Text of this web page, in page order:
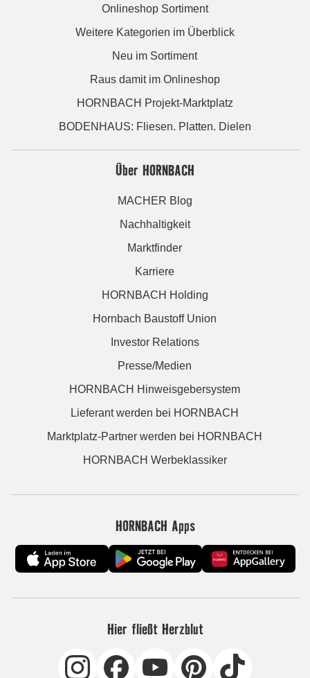
Onlineshop Sortiment
Weitere Kategorien im Überblick
Neu im Sortiment
Raus damit im Onlineshop
HORNBACH Projekt-Marktplatz
BODENHAUS: Fliesen. Platten. Dielen
Über HORNBACH
MACHER Blog
Nachhaltigkeit
Marktfinder
Karriere
HORNBACH Holding
Hornbach Baustoff Union
Investor Relations
Presse/Medien
HORNBACH Hinweisgebersystem
Lieferant werden bei HORNBACH
Marktplatz-Partner werden bei HORNBACH
HORNBACH Werbeklassiker
HORNBACH Apps
Hier fließt Herzblut